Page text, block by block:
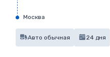
Москва
Авто обычная 24 дня